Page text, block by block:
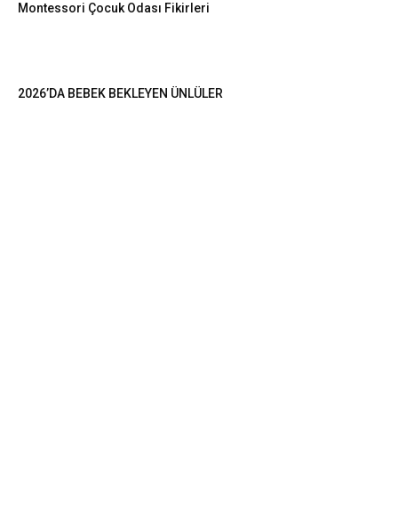
Montessori Çocuk Odası Fikirleri
2026’DA BEBEK BEKLEYEN ÜNLÜLER